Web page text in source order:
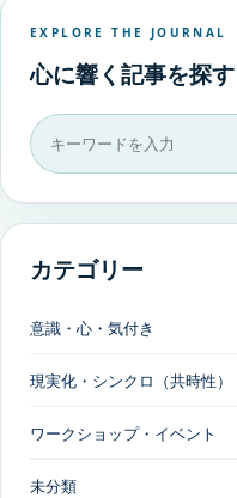
EXPLORE THE JOURNAL
心に響く記事を探す
カテゴリー
意識・心・気付き
現実化・シンクロ（共時性）
ワークショップ・イベント
未分類